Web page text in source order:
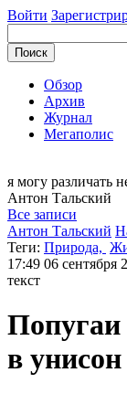
Войти
Обзор
Архив
Журнал
Мегаполис
я могу различать
Антон Тальский
Все записи
Антон Тальский
Теги: Природа,
17:49 06 сентября
текст
Попугаи
в